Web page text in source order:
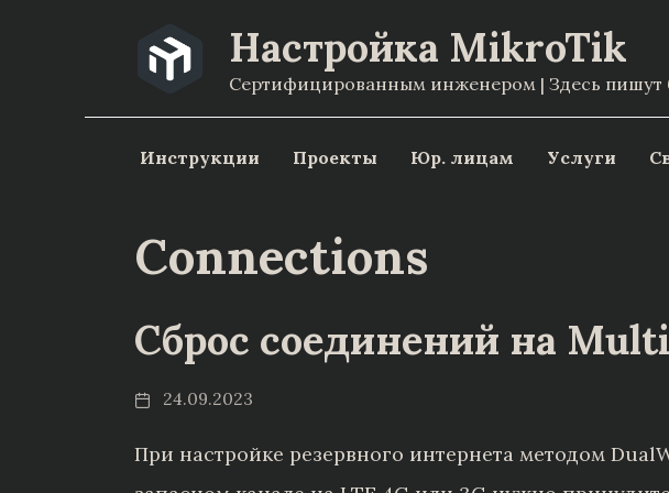
Настройка MikroTik
Сертифицированным инженером | Здесь пишут
Инструкции Проекты Юр. лицам Услуги
Connections
Сброс соединений на
24.09.2023
При настройке резервного интернета методом